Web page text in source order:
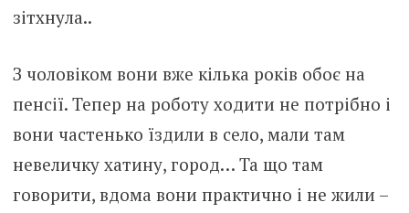
зітхнула..
З чоловіком вони вже кілька років обоє на
пенсії. Тепер на роботу ходити не потрібно і
вони частенько їздили в село, мали там
невеличку хатину, город… Та що там
говорити, вдома вони практично і не жили –